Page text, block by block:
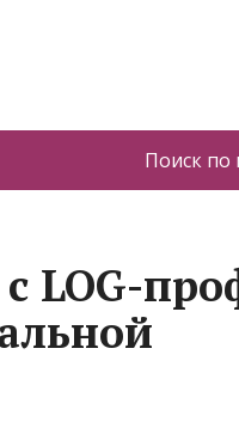
Поиск по
LOG-